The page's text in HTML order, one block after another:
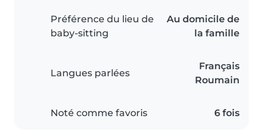
Préférence du lieu de
baby-sitting
Au domicile de
la famille
Langues parlées
Français
Roumain
Noté comme favoris 6 fois